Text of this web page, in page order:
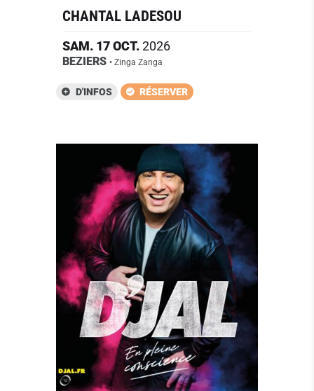
CHANTAL LADESOU
SAM. 17OCT.2026
BEZIERS • Zinga Zanga
D'INFOS RÉSERVER